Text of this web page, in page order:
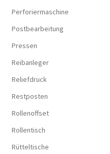
Perforiermaschine
Postbearbeitung
Pressen
Reibanleger
Reliefdruck
Restposten
Rollenoffset
Rollentisch
Rütteltische